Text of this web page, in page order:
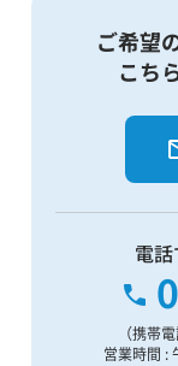
ご希望
こち
電
（携帯
営業時間 :